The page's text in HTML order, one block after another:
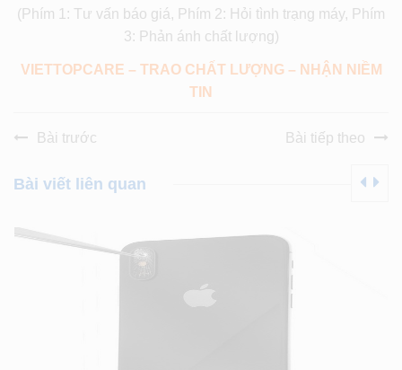
(Phím 1: Tư vấn báo giá, Phím 2: Hỏi tình trạng máy, Phím
3: Phản ánh chất lượng)
VIETTOPCARE – TRAO CHẤT LƯỢNG – NHẬN NIỀM
TIN
Bài trước Bài tiếp theo
Bài viết liên quan